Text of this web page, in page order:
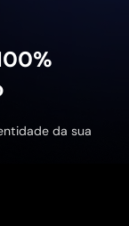
da sua